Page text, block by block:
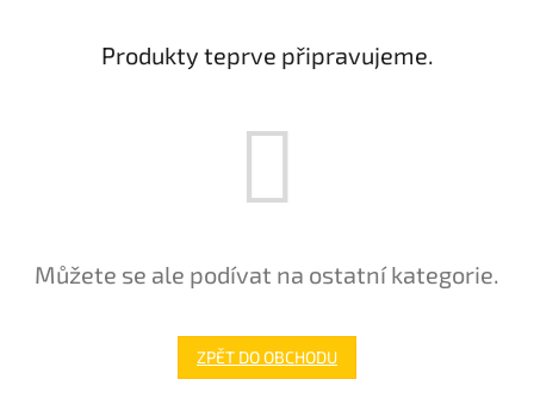
Produkty teprve připravujeme.
Můžete se ale podívat na ostatní kategorie.
ZPĚT DO OBCHODU